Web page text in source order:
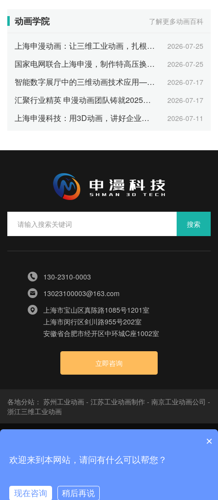
动画学院 了解更多动画百科
上海申漫动画：让三维工业动画，扎根企业日常运营每一环 2026-07-25
国家电网联合上海申漫，制作特高压换流站三维动画 2026-07-25
智能数字展厅中的三维动画技术应用——以上海申漫科技为例 2026-07-17
汇聚行业精英 申漫动画团队铸就2025年行业大奖 2026-07-17
上海申漫科技：用3D动画，讲好企业品牌与产品故事 2026-07-11
搜索
130-2310-0003
13023100003@163.com
上海市宝山区真陈路1085号1201室
上海市闵行区剑川路955号202室
安徽省合肥市经开区中环城C座1002室
立即咨询
各地分站： 苏州工业动画 - 江苏工业动画制作 - 南京工业动画公司 -
浙江三维工业动画
沪ICP备2021003995号-1
隐私政策 | 网站地图
×
欢迎来到本网站，请问有什么可以帮您？
现在咨询 稍后再说